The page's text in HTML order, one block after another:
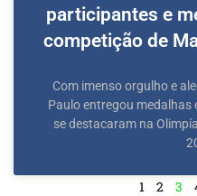
participantes e
competição de
Com imenso orgulho e
Paulo entregou medalhas
se destacaram na
1 2 3